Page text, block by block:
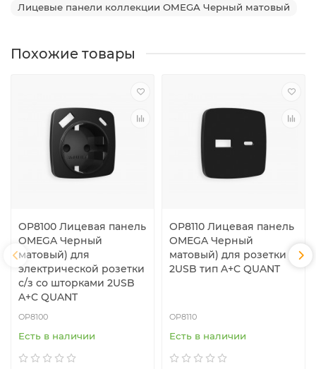
Лицевые панели коллекции OMEGA Черный матовый
Похожие товары
OP8100 Лицевая панель
OMEGA Черный
матовый) для
электрической розетки
с/з со шторками 2USB
A+C QUANT
OP8100
Есть в наличии
OP8110 Лицевая панель
OMEGA Черный
матовый) для розетки
2USB тип A+C QUANT
OP8110
Есть в наличии